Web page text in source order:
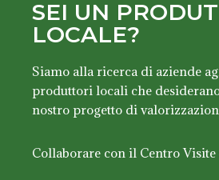
SEI UN
LOCALE?
Siamo alla ricerca di aziende
produttori locali che
nostro progetto di
Collaborare con il Centro